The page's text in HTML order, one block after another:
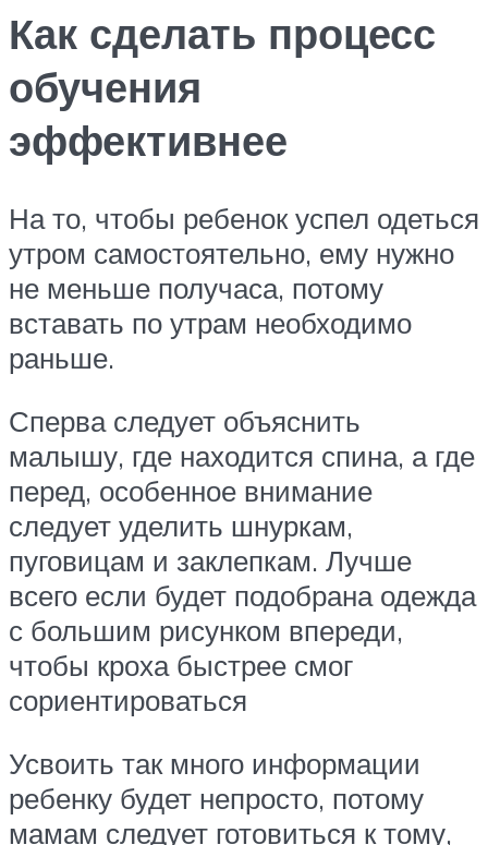
Как сделать процесс
обучения
эффективнее
На то, чтобы ребенок успел одеться
утром самостоятельно, ему нужно
не меньше получаса, потому
вставать по утрам необходимо
раньше.
Сперва следует объяснить
малышу, где находится спина, а где
перед, особенное внимание
следует уделить шнуркам,
пуговицам и заклепкам. Лучше
всего если будет подобрана одежда
с большим рисунком впереди,
чтобы кроха быстрее смог
сориентироваться
Усвоить так много информации
ребенку будет непросто, потому
мамам следует готовиться к тому,